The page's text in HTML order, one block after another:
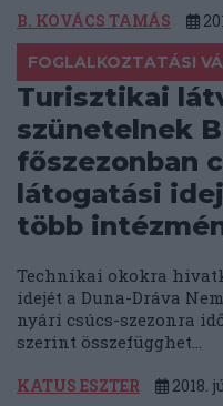
B. KOVÁCS TAMÁS
FOGLALKOZTATÁSI
Turisztikai
szünetelnek
főszezonban
látogatási
több
Technikai okokra
idejét a Duna-Dráva
nyári csúcs-szezonra
szerint összefügghet...
KATUS ESZTER 2018.